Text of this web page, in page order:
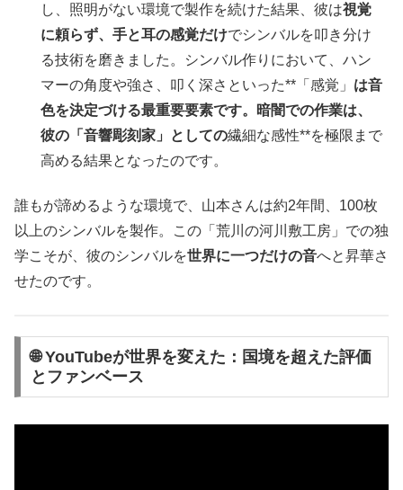
し、照明がない環境で製作を続けた結果、彼は視覚
に頼らず、手と耳の感覚だけでシンバルを叩き分け
る技術を磨きました。シンバル作りにおいて、ハン
マーの角度や強さ、叩く深さといった**「感覚」 は音
色を決定づける最重要要素です。暗闇での作業は、
彼の「音響彫刻家」としての繊細な感性**を極限まで
高める結果となったのです。
誰もが諦めるような環境で、山本さんは約2年間、100枚
以上のシンバルを製作。この「荒川の河川敷工房」での独
学こそが、彼のシンバルを世界に一つだけの音へと昇華さ
せたのです。
🌐 YouTubeが世界を変えた：国境を超えた評価
とファンベース